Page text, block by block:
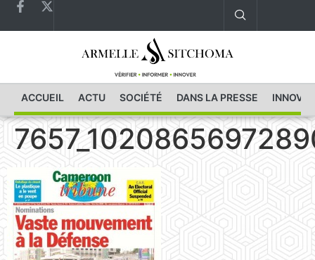
ACCUEIL ACTU SOCIÉTÉ DANS LA PRESSE